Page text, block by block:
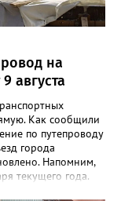
на
августа
Как сообщили
по путепроводу
города
Напомним,
текущего года.